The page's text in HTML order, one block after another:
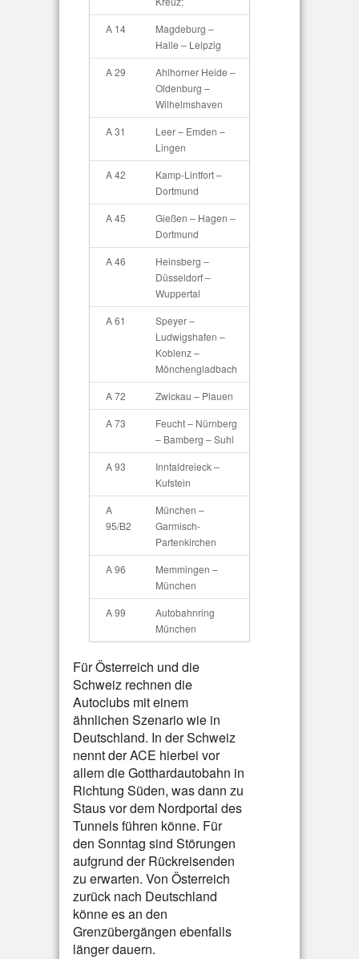
A 14
Magdeburg –
Halle – Leipzig
A 29
Ahlhorner Heide –
Oldenburg –
Wilhelmshaven
A 31
Leer – Emden –
Lingen
A 42
Kamp-Lintfort –
Dortmund
A 45
Gießen – Hagen –
Dortmund
A 46
Heinsberg –
Düsseldorf –
Wuppertal
A 61
Speyer –
Ludwigshafen –
Koblenz –
Mönchengladbach
A 72
Zwickau – Plauen
A 73
Feucht – Nürnberg
– Bamberg – Suhl
A 93
Inntaldreieck –
Kufstein
A
95/B2
München –
Garmisch-
Partenkirchen
A 96
Memmingen –
München
A 99
Autobahnring
München
Für Österreich und die
Schweiz rechnen die
Autoclubs mit einem
ähnlichen Szenario wie in
Deutschland. In der Schweiz
nennt der ACE hierbei vor
allem die Gotthardautobahn in
Richtung Süden, was dann zu
Staus vor dem Nordportal des
Tunnels führen könne. Für
den Sonntag sind Störungen
aufgrund der Rückreisenden
zu erwarten. Von Österreich
zurück nach Deutschland
könne es an den
Grenzübergängen ebenfalls
länger dauern.